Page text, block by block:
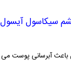
سیکاسول آیسول
باعث آبرسانی پوست